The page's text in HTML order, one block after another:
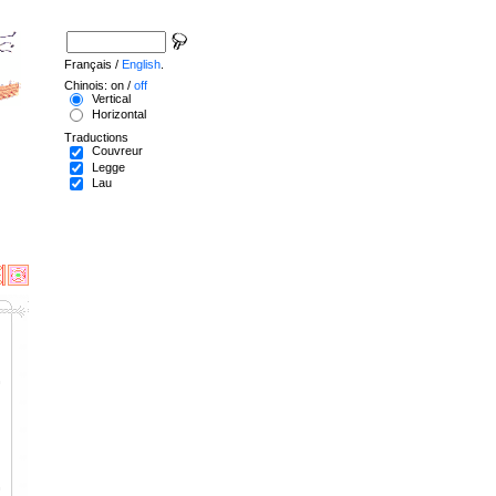
Français / English
Chinois: on / off
Vertical
Horizontal
Traductions
Couvreur
Legge
Lau